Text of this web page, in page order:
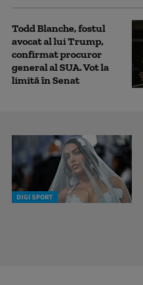
Todd Blanche, fostul
avocat al lui Trump,
confirmat procuror
general al SUA. Vot la
limită în Senat
DIGI SPORT